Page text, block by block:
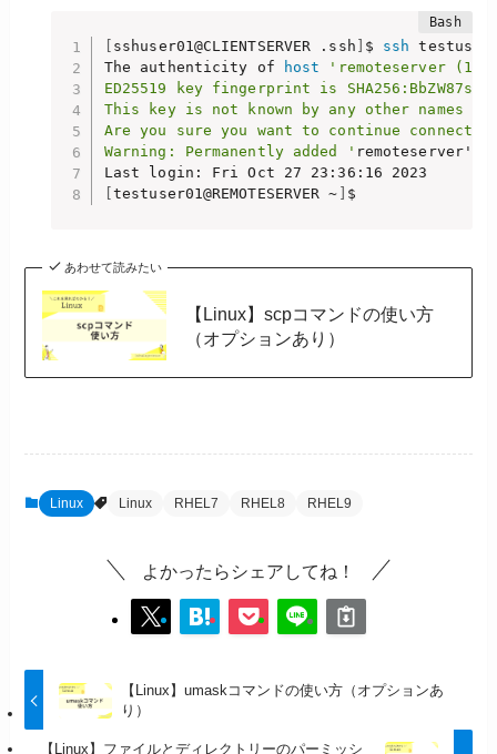
sshuser01@CLIENTSERVER .ssh $ ssh
The authenticity of
host
'remoteserver
ED25519 key fingerprint is
This key is not known by any other names
Are you sure you want to continue
Warning: Permanently added ' remoteserver'
testuser01@REMOTESERVER ~ $
あわせて読みたい
【Linux】scpコマンドの使い方
（オプションあり）
Linux Linux RHEL7 RHEL8 RHEL9
よかったらシェアしてね！
【Linux】umaskコマンドの使い方（オプションあ
り）
【Linux】ファイルとディレクトリーのパーミッシ